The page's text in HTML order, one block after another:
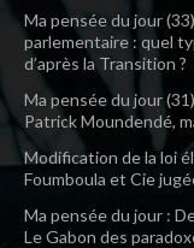
Ma pensée du jour
parlementaire : quel
d’après la Transition ?
Ma pensée du jour
Patrick Moundendé,
Modification de la loi
Foumboula et Cie
Ma pensée du jour :
Le Gabon des